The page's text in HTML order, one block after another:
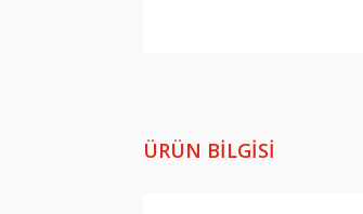
ÜRÜN BILGISI